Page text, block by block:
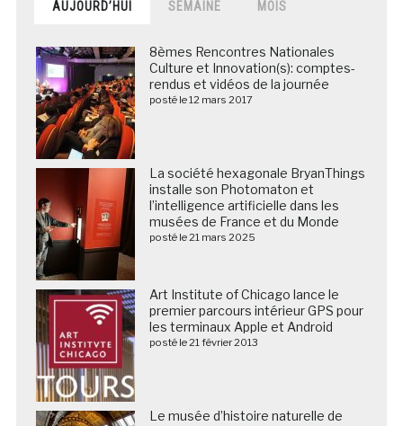
AUJOURD’HUI SEMAINE MOIS
8èmes Rencontres Nationales
Culture et Innovation(s): comptes-
rendus et vidéos de la journée
posté le 12 mars 2017
La société hexagonale BryanThings
installe son Photomaton et
l’intelligence artificielle dans les
musées de France et du Monde
posté le 21 mars 2025
Art Institute of Chicago lance le
premier parcours intérieur GPS pour
les terminaux Apple et Android
posté le 21 février 2013
Le musée d’histoire naturelle de